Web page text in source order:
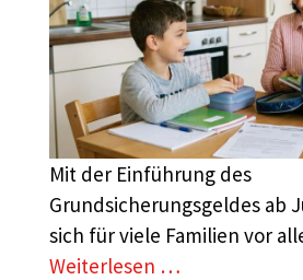
Mit der Einführung des
Grundsicherungsgeldes ab
sich für viele Familien vor
Weiterlesen …